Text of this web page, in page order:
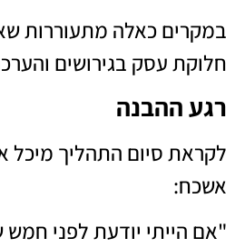
במקרים כאלה מתעוררות
חלוקת עסק בגירושים
רגע ההבנה
לקראת סיום התהליך
אשכח:
"אם הייתי יודעת לפני